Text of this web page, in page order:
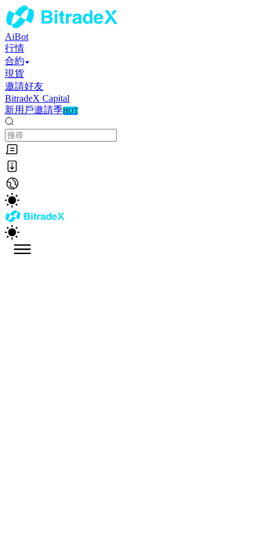
AiBot
行情
合約
現貨
邀請好友
BitradeX Capital
新用戶邀請季HOT